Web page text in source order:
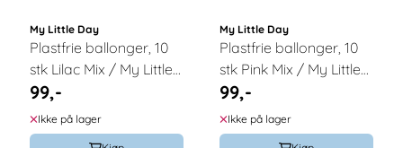
My Little Day
Plastfrie ballonger, 10
stk Lilac Mix / My Little
Day
99,-
Ikke på lager
My Little Day
Plastfrie ballonger, 10
stk Pink Mix / My Little
Day
99,-
Ikke på lager